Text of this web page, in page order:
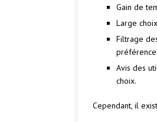
Gain de
Large
Filtrage
Avis des
choix.
Cependant, il